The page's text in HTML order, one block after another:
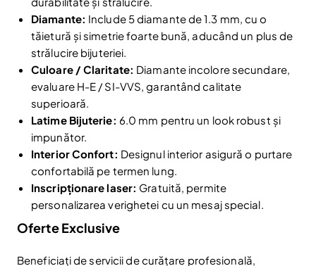
Diamante: Include 5 diamante de 1.3 mm, cu o
tăietură și simetrie foarte bună, aducând un plus de
strălucire bijuteriei.
Culoare / Claritate: Diamante incolore secundare,
evaluare H-E / SI-VVS, garantând calitate
superioară.
Latime Bijuterie: 6.0 mm pentru un look robust și
impunător.
Interior Confort: Designul interior asigură o purtare
confortabilă pe termen lung.
Inscripționare laser: Gratuită, permite
personalizarea verighetei cu un mesaj special.
Oferte Exclusive
Beneficiați de servicii de curățare profesională,